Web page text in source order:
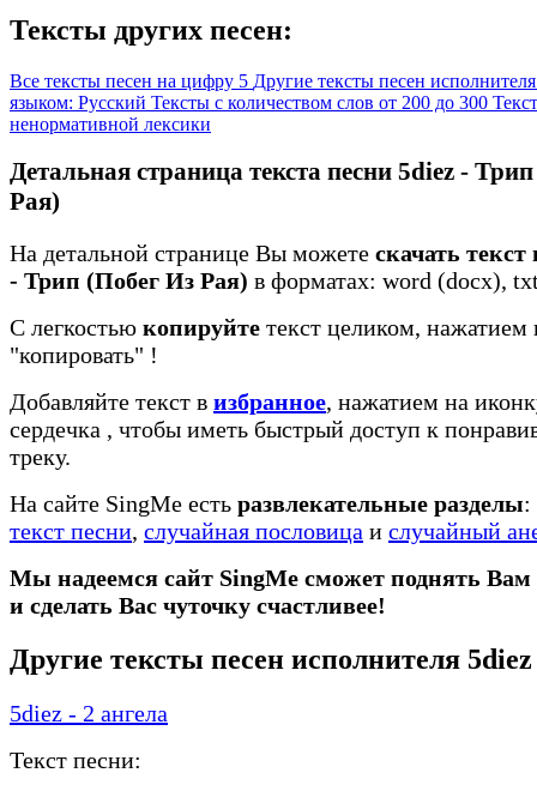
Тексты других песен:
Все тексты песен на цифру 5 Другие тексты песен
языком: Русский Тексты с количеством слов от 200 до 300
ненормативной лексики
Детальная страница текста песни 5diez -
Рая)
На детальной странице Вы можете скачать текст
- Трип (Побег Из Рая) в форматах: word (docx),
С легкостью копируйте текст целиком, нажатием
"копировать" !
Добавляйте текст в избранное, нажатием на
сердечка , чтобы иметь быстрый доступ к
треку.
На сайте SingMe есть развлекательные разделы:
текст песни, случайная пословица и случайный
Мы надеемся сайт SingMe сможет поднять Вам
и сделать Вас чуточку счастливее!
Другие тексты песен исполнителя 5diez
5diez - 2 ангела
Текст песни: